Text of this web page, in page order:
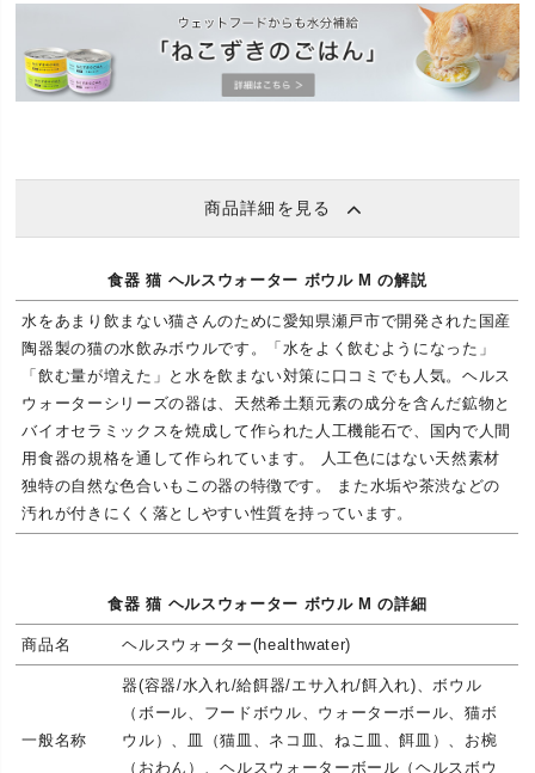
商品詳細を見る
食器 猫 ヘルスウォーター ボウル M の解説
水をあまり飲まない猫さんのために愛知県瀬戸市で開発された国産
陶器製の猫の水飲みボウルです。「水をよく飲むようになった」
「飲む量が増えた」と水を飲まない対策に口コミでも人気。ヘルス
ウォーターシリーズの器は、天然希土類元素の成分を含んだ鉱物と
バイオセラミックスを焼成して作られた人工機能石で、国内で人間
用食器の規格を通して作られています。 人工色にはない天然素材
独特の自然な色合いもこの器の特徴です。 また水垢や茶渋などの
汚れが付きにくく落としやすい性質を持っています。
食器 猫 ヘルスウォーター ボウル M の詳細
商品名 ヘルスウォーター(healthwater)
一般名称
器(容器/水入れ/給餌器/エサ入れ/餌入れ)、ボウル
（ボール、フードボウル、ウォーターボール、猫ボ
ウル）、皿（猫皿、ネコ皿、ねこ皿、餌皿）、お椀
（おわん）、ヘルスウォーターボール（ヘルスボウ